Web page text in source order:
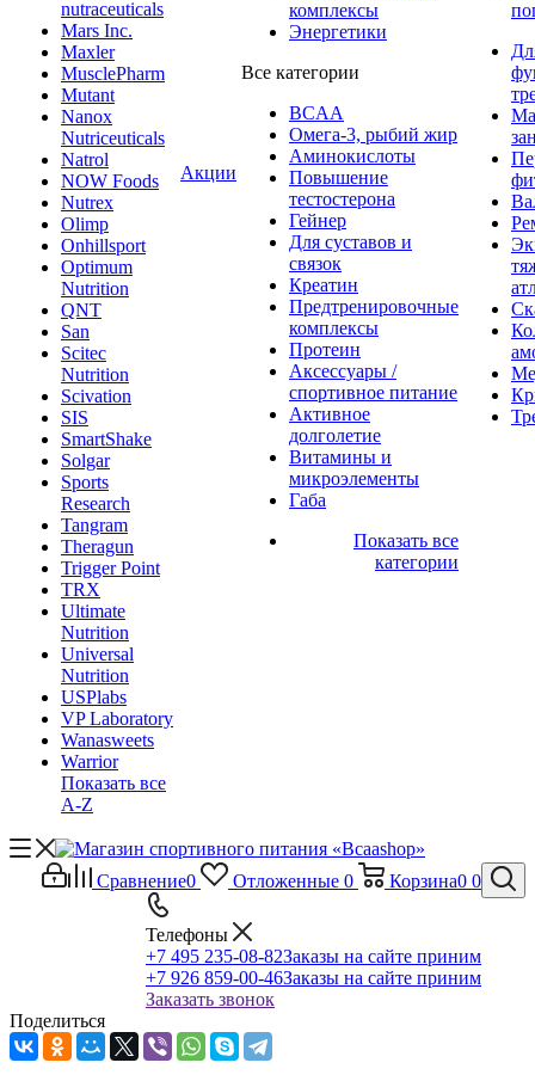
nutraceuticals
Mars Inc.
Maxler
MusclePharm
Mutant
Nanox
Nutriceuticals
Natrol
NOW Foods
Nutrex
Olimp
Onhillsport
Optimum
Nutrition
QNT
San
Scitec
Nutrition
Scivation
SIS
SmartShake
Solgar
Sports
Research
Tangram
Theragun
Trigger Point
TRX
Ultimate
Nutrition
Universal
Nutrition
USPlabs
VP Laboratory
Wanasweets
Warrior
Показать все
A-Z
Акции
комплексы
Энергетики
Все категории
BCAA
Омега-3, рыбий жир
Аминокислоты
Повышение
тестостерона
Гейнер
Для суставов и
связок
Креатин
Предтренировочные
комплексы
Протеин
Аксессуары /
спортивное питание
Активное
долголетие
Витамины и
микроэлементы
Габа
Показать все
категории
Сравнение0 Отложенные 0 Корзина0 0
Телефоны
+7 495 235-08-82Заказы на сайте приним
+7 926 859-00-46Заказы на сайте приним
Заказать звонок
Поделиться